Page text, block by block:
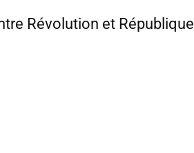
Révolution et République